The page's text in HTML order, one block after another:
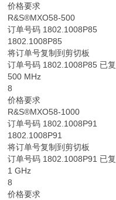
价格要求
R&S®MXO58-500
订单号码 1802.1008P85
1802.1008P85
将订单号复制到剪切板
订单号码 1802.1008P85 已
500 MHz
8
价格要求
R&S®MXO58-1000
订单号码 1802.1008P91
1802.1008P91
将订单号复制到剪切板
订单号码 1802.1008P91 已
1 GHz
8
价格要求